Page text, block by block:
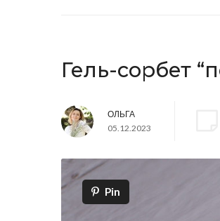
Гель-сорбет
ОЛЬГА
05.12.2023
Pin